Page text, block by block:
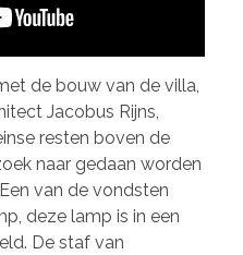
de bouw van de villa,
Jacobus Rijns,
resten boven de
naar gedaan worden
van de vondsten
deze lamp is in een
De staf van